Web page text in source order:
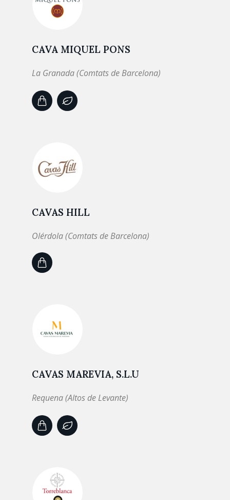
CAVA MIQUEL PONS
La Granada (Comtats de Barcelona)
CAVAS HILL
Olérdola (Comtats de Barcelona)
CAVAS MAREVIA, S.L.U
Requena (Altos de Levante)